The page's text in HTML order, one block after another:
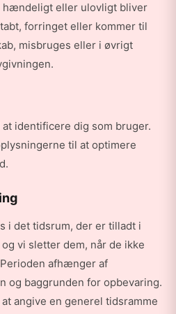
hændeligt eller ulovligt bliver
forringet eller kommer til
misbruges eller i øvrigt
identificere dig som bruger.
til at optimere
i det tidsrum, der er tilladt i
vi sletter dem, når de ikke
afhænger af
og baggrunden for opbevaring.
angive en generel tidsramme